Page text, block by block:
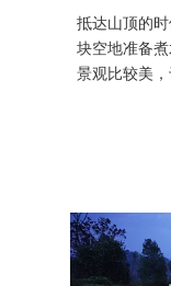
抵达山顶的
块空地准备
景观比较美